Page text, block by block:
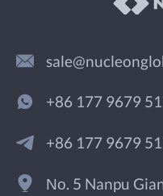
+86 177 9679
+86 177 9679
Νο. 5 Nanpu